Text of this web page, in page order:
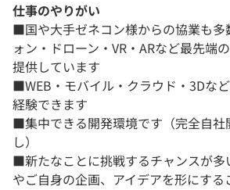
仕事のやりがい
■国や大手ゼネコン様からの協業も多
ォン・ドローン・VR・ARなど最先端
提供しています
■WEB・モバイル・クラウド・3Dな
経験できます
■集中できる開発環境です（完全自社
し）
■新たなことに挑戦するチャンスが多
やご自身の企画、アイデアを形にする